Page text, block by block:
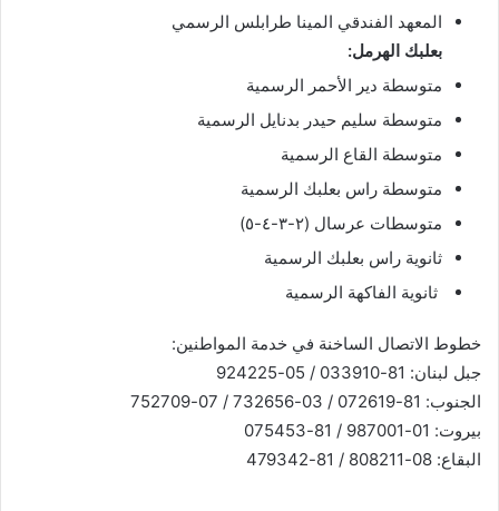
المعهد الفندقي المينا طرابلس الرسمي
بعلبك الهرمل:
متوسطة دير الأحمر الرسمية
متوسطة سليم حيدر بدنايل الرسمية
متوسطة القاع الرسمية
⁠متوسطة راس بعلبك الرسمية
متوسطات عرسال (٢-٣-٤-٥)
ثانوية راس بعلبك الرسمية
⁠ ثانوية الفاكهة الرسمية
خطوط الاتصال الساخنة في خدمة المواطنين:
جبل لبنان: 81-033910 / 05-924225
الجنوب: 81-072619 / 03-732656 / 07-752709
بيروت: 01-987001 / 81-075453
البقاع: 08-808211 / 81-479342